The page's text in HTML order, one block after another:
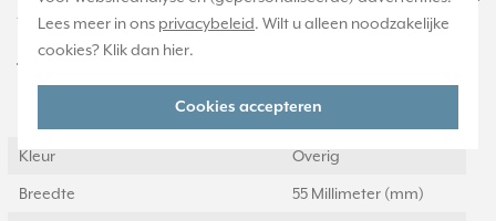
Lees meer in ons privacybeleid. Wilt u alleen noodzakelijke
cookies? Klik dan hier.
Cookies accepteren
10921 ST), niet geschikt voor gewone schakelaars.
Technische specificaties
Kleur Overig
Breedte 55 Millimeter (mm)